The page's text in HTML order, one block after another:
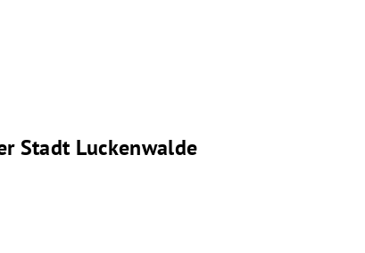
Stadt Luckenwalde